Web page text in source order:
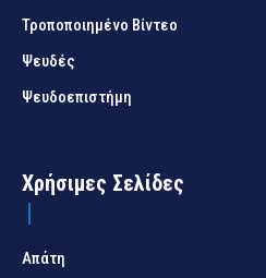
Τροποποιημένο Βίντεο
Ψευδές
Ψευδοεπιστήμη
Χρήσιμες Σελίδες
Απάτη